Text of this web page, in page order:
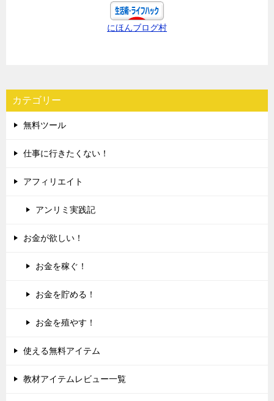
にほんブログ村
カテゴリー
無料ツール
仕事に行きたくない！
アフィリエイト
アンリミ実践記
お金が欲しい！
お金を稼ぐ！
お金を貯める！
お金を殖やす！
使える無料アイテム
教材アイテムレビュー一覧